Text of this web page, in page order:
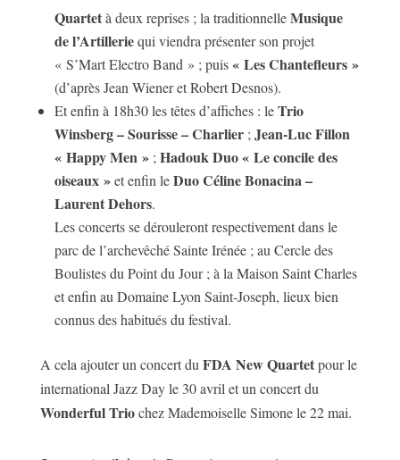
Quartetà deux reprises ; la traditionnelleMusique
de l’Artilleriequi viendra présenter son projet
« S’Mart Electro Band » ; puis« Les Chantefleurs »
(d’après Jean Wiener et Robert Desnos).
Et enfin à 18h30 les têtes d’affiches : leTrio
Winsberg – Sourisse – Charlier; Jean-Luc Fillon
« Happy Men »; Hadouk Duo « Le concile des
oiseaux »et enfin leDuo Céline Bonacina –
Laurent Dehors.
Les concerts se dérouleront respectivement dans le
parc de l’archevêché Sainte Irénée ; au Cercle des
Boulistes du Point du Jour ; à la Maison Saint Charles
et enfin au Domaine Lyon Saint-Joseph, lieux bien
connus des habitués du festival.
A cela ajouter un concert du FDA New Quartetpour le
international Jazz Day le 30 avril et un concert du
Wonderful Triochez Mademoiselle Simone le 22 mai.